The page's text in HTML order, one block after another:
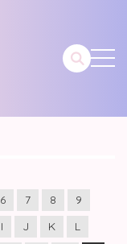
6 7 8
9
I J K
L